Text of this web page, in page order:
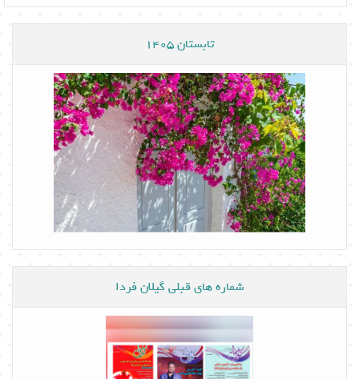
تابستان 1405
شماره های قبلی گیلان فردا